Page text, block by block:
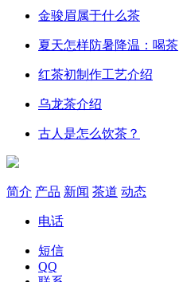
金骏眉属于什么茶
夏天怎样防暑降温：喝茶
红茶初制作工艺介绍
乌龙茶介绍
古人是怎么饮茶？
简介 产品 新闻 茶道 动态
电话
短信
QQ